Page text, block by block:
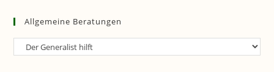
Allgemeine Beratungen
Allgemeine